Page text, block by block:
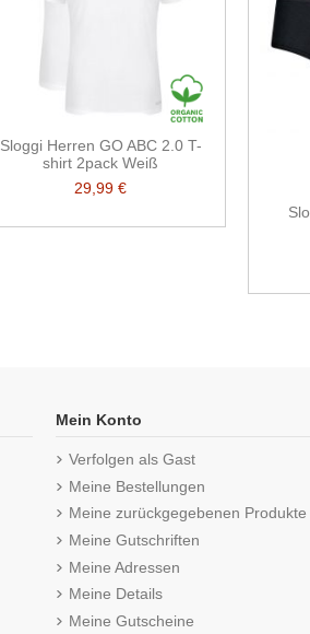
Sloggi Herren GO ABC 2.0 T-
shirt 2pack Weiß
29,99 €
Mein Konto
Verfolgen als Gast
Meine Bestellungen
Meine zurückgegebenen Produkte
Meine Gutschriften
Meine Adressen
Meine Details
Meine Gutscheine